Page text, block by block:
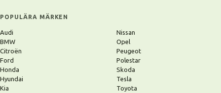
POPULÄRA MÄRKEN
Audi
BMW
Citroën
Ford
Honda
Hyundai
Kia
Nissan
Opel
Peugeot
Polestar
Skoda
Tesla
Toyota